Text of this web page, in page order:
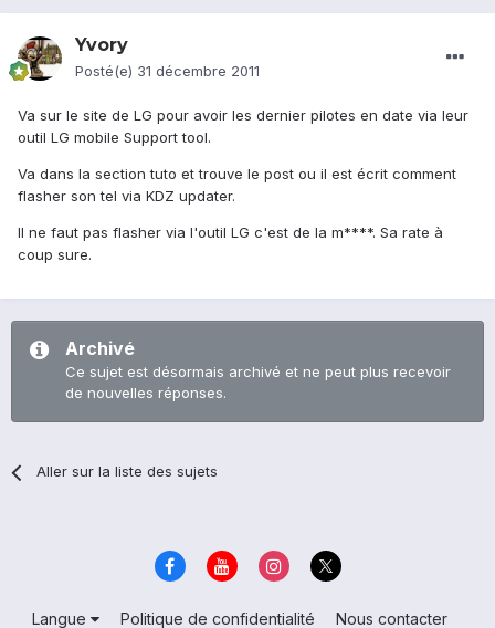
Yvory
Posté(e) 31 décembre 2011
Va sur le site de LG pour avoir les dernier pilotes en date via leur
outil LG mobile Support tool.
Va dans la section tuto et trouve le post ou il est écrit comment
flasher son tel via KDZ updater.
Il ne faut pas flasher via l'outil LG c'est de la m****. Sa rate à
coup sure.
Archivé
Ce sujet est désormais archivé et ne peut plus recevoir
de nouvelles réponses.
Aller sur la liste des sujets
Langue Politique de confidentialité Nous contacter